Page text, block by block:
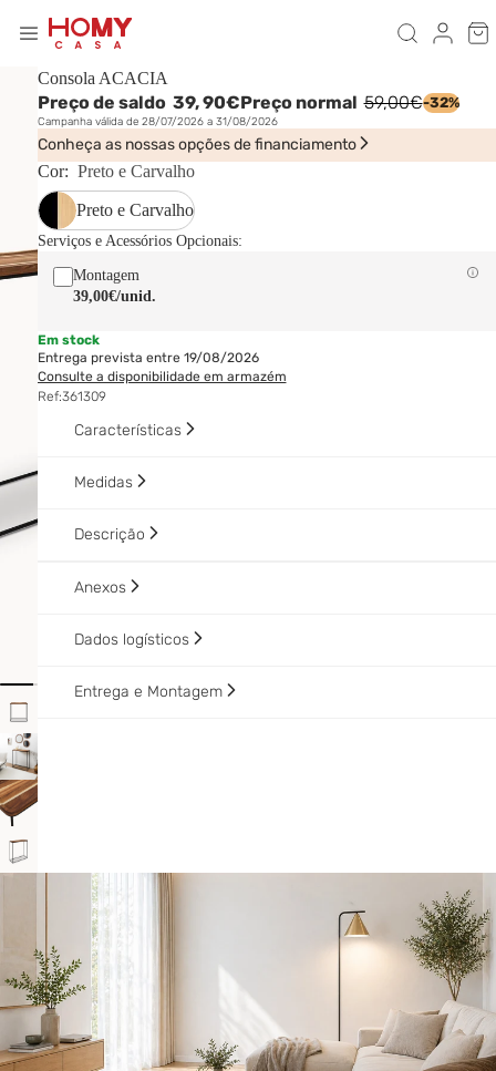
Consola ACACIA
Preço de saldo 39,90€Preço normal 59,00€-32%
Campanha válida de 28/07/2026 a 31/08/2026
Conheça as nossas opções de financiamento
Cor: Preto e Carvalho
Preto e Carvalho
Serviços e Acessórios Opcionais:
Montagem
39,00€/unid.
Em stock
Entrega prevista entre 19/08/2026
Consulte a disponibilidade em armazém
Ref:361309
Características
Medidas
Descrição
Anexos
Dados logísticos
Entrega e Montagem